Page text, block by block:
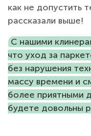
как не допустить
рассказали выше!
С нашими
что уход за
без нарушения
массу времени и
более приятными
будете довольны